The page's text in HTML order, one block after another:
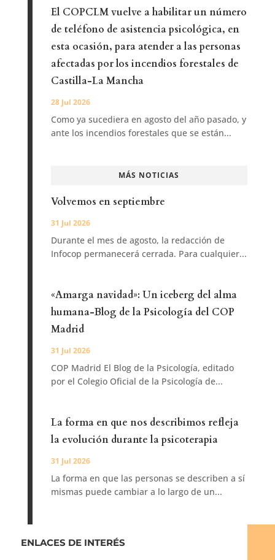
El COPCLM vuelve a habilitar un número
de teléfono de asistencia psicológica, en
esta ocasión, para atender a las personas
afectadas por los incendios forestales de
Castilla-La Mancha
28 Jul 2026
Como ya sucediera en agosto del año pasado, y
ante los incendios forestales que se están...
MÁS NOTICIAS
Volvemos en septiembre
31 Jul 2026
Durante el mes de agosto, la redacción de
Infocop permanecerá cerrada. Para cualquier...
«Amarga navidad»: Un iceberg del alma
humana-Blog de la Psicología del COP
Madrid
31 Jul 2026
COP Madrid El Blog de la Psicología, editado
por el Colegio Oficial de la Psicología de...
La forma en que nos describimos refleja
la evolución durante la psicoterapia
31 Jul 2026
La forma en que las personas se describen a sí
mismas puede cambiar a lo largo de un...
ENLACES DE INTERÉS